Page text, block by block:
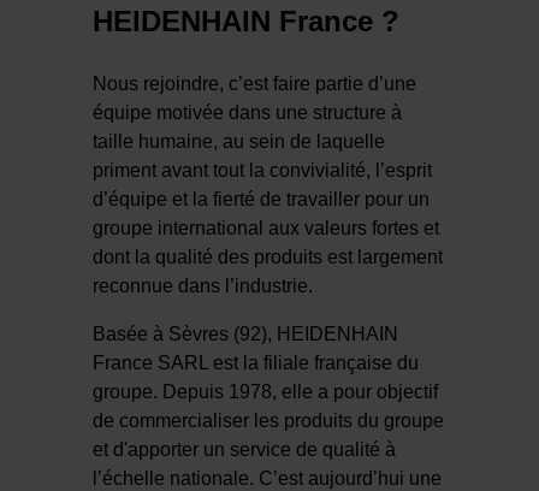
HEIDENHAIN France ?
Nous rejoindre, c’est faire partie d’une
équipe motivée dans une structure à
taille humaine, au sein de laquelle
priment avant tout la convivialité, l’esprit
d’équipe et la fierté de travailler pour un
groupe international aux valeurs fortes et
dont la qualité des produits est largement
reconnue dans l’industrie.
Basée à Sèvres (92), HEIDENHAIN
France SARL est la filiale française du
groupe. Depuis 1978, elle a pour objectif
de commercialiser les produits du groupe
et d'apporter un service de qualité à
l’échelle nationale. C’est aujourd’hui une